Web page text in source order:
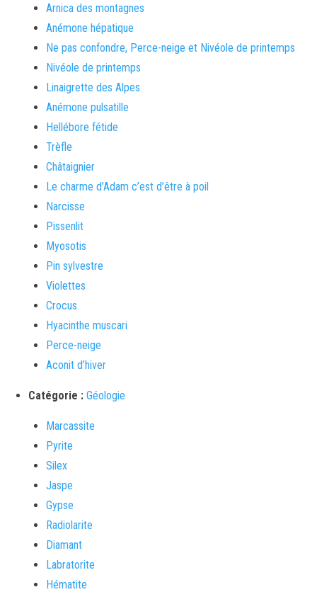
Arnica des montagnes
Anémone hépatique
Ne pas confondre, Perce-neige et Nivéole de printemps
Nivéole de printemps
Linaigrette des Alpes
Anémone pulsatille
Hellébore fétide
Trèfle
Châtaignier
Le charme d’Adam c’est d’être à poil
Narcisse
Pissenlit
Myosotis
Pin sylvestre
Violettes
Crocus
Hyacinthe muscari
Perce-neige
Aconit d’hiver
Catégorie : Géologie
Marcassite
Pyrite
Silex
Jaspe
Gypse
Radiolarite
Diamant
Labratorite
Hématite